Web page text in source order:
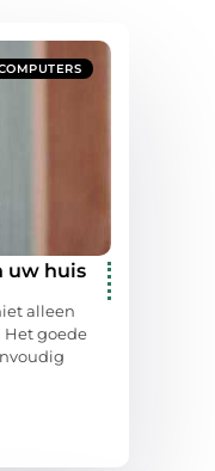
uw huis
alleen
Het goede